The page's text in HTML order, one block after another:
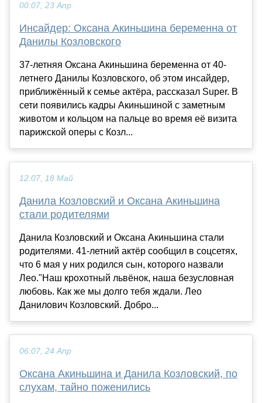
00:07, 23 Апр
Инсайдер: Оксана Акиньшина беременна от
Данилы Козловского
37-летняя Оксана Акиньшина беременна от 40-
летнего Данилы Козловского, об этом инсайдер,
приближённый к семье актёра, рассказал Super. В
сети появились кадры Акиньшиной с заметным
животом и кольцом на пальце во время её визита
парижской оперы с Козл...
12:07, 18 Май
Данила Козловский и Оксана Акиньшина
стали родителями
Данила Козловский и Оксана Акиньшина стали
родителями. 41-летний актёр сообщил в соцсетях,
что 6 мая у них родился сын, которого назвали
Лео."Наш крохотный львёнок, наша безусловная
любовь. Как же мы долго тебя ждали. Лео
Данилович Козловский. Добро...
06:07, 24 Апр
Оксана Акиньшина и Данила Козловский, по
слухам, тайно поженились